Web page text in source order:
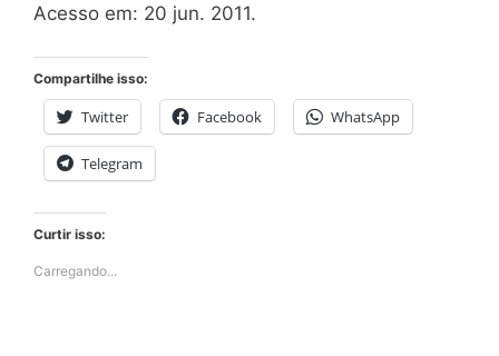
Acesso em: 20 jun. 2011.
Compartilhe isso:
Twitter Facebook WhatsApp
Telegram
Curtir isso:
Carregando...